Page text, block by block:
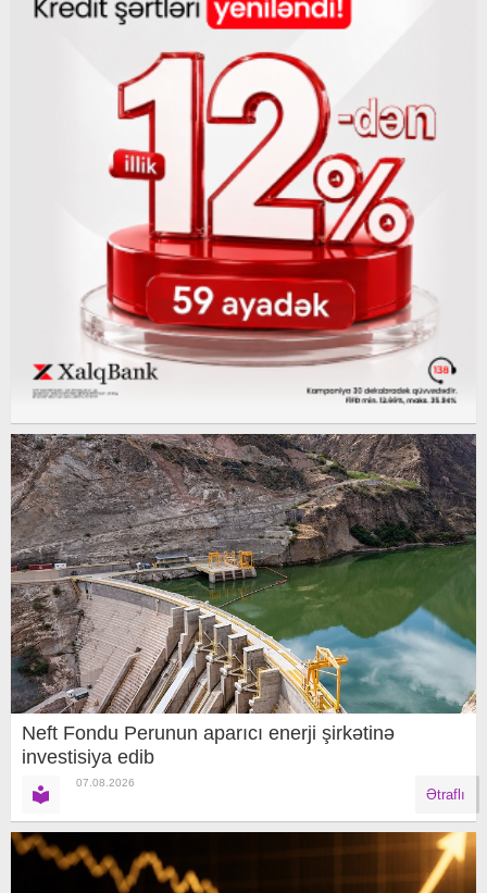
Neft Fondu Perunun aparıcı enerji şirkətinə
investisiya edib
07.08.2026
Ətraflı